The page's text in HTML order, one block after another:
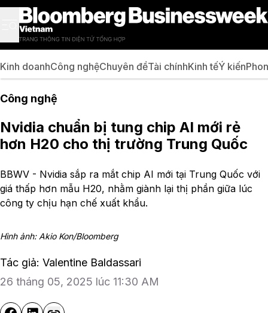
Kinh doanhCông nghệChuyên đềTài chínhKinh tếÝ kiến
Công nghệ
Nvidia chuẩn bị tung chip AI mới rẻ
hơn H20 cho thị trường Trung Quốc
BBWV - Nvidia sắp ra mắt chip AI mới tại Trung Quốc với
giá thấp hơn mẫu H20, nhằm giành lại thị phần giữa lúc
công ty chịu hạn chế xuất khẩu.
Hình ảnh: Akio Kon/Bloomberg
Tác giả: Valentine Baldassari
26 tháng 05, 2025 lúc 11:30 AM